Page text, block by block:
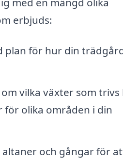
erbjuds:
plan för hur din
vilka växter som trivs
olika områden i din
altaner och gångar för